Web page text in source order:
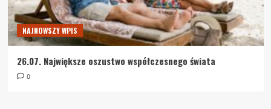
NAJNOWSZY WPIS
26.07. Największe oszustwo współczesnego świata
0